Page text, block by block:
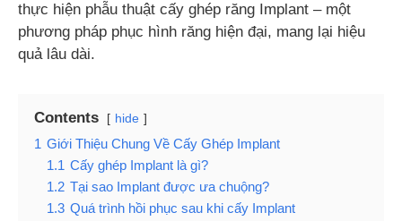
thực hiện phẫu thuật cấy ghép răng Implant – một
phương pháp phục hình răng hiện đại, mang lại hiệu
quả lâu dài.
Contents hide
1 Giới Thiệu Chung Về Cấy Ghép Implant
1.1 Cấy ghép Implant là gì?
1.2 Tại sao Implant được ưa chuộng?
1.3 Quá trình hồi phục sau khi cấy Implant